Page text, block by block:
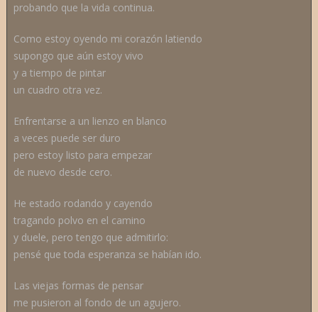
probando que la vida continua.
Como estoy oyendo mi corazón latiendo
supongo que aún estoy vivo
y a tiempo de pintar
un cuadro otra vez.
Enfrentarse a un lienzo en blanco
a veces puede ser duro
pero estoy listo para empezar
de nuevo desde cero.
He estado rodando y cayendo
tragando polvo en el camino
y duele, pero tengo que admitirlo:
pensé que toda esperanza se habían ido.
Las viejas formas de pensar
me pusieron al fondo de un agujero.